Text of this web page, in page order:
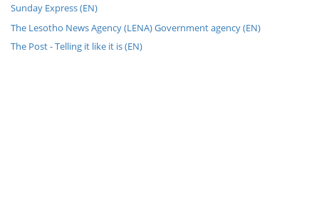
Sunday Express (EN)
The Lesotho News Agency (LENA) Government agency (EN)
The Post - Telling it like it is (EN)